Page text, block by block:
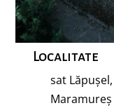
Localitate
sat
Maramureș